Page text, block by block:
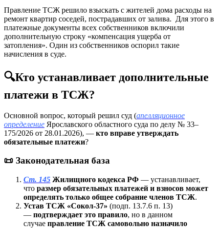
Правление ТСЖ решило взыскать с жителей дома расходы на
ремонт квартир соседей, пострадавших от залива. Для этого в
платежные документы всех собственников включили
дополнительную строку «компенсация ущерба от
затопления». Один из собственников оспорил такие
начисления в суде.
🔍Кто устанавливает дополнительные
платежи в ТСЖ?
Основной вопрос, который решил суд (апелляционное
определение Ярославского областного суда по делу № 33–
175/2026 от 28.01.2026), — кто вправе утверждать
обязательные платежи?
📜 Законодательная база
Ст. 145 Жилищного кодекса РФ — устанавливает,
что размер обязательных платежей и взносов может
определять только общее собрание членов ТСЖ.
Устав ТСЖ «Сокол-37» (подп. 13.7.6 п. 13)
— подтверждает это правило, но в данном
случае правление ТСЖ самовольно назначило